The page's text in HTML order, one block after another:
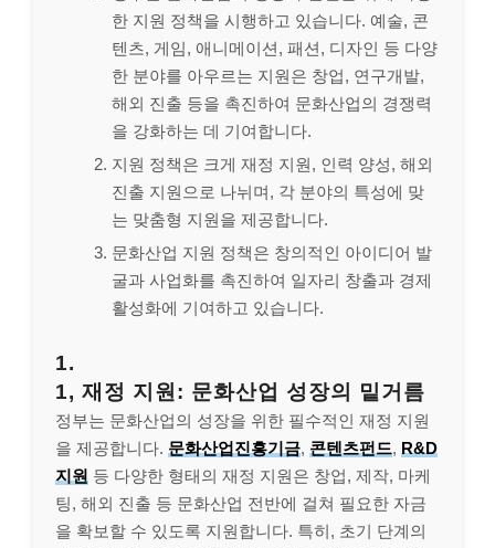
한 지원 정책을 시행하고 있습니다. 예술, 콘
텐츠, 게임, 애니메이션, 패션, 디자인 등 다양
한 분야를 아우르는 지원은 창업, 연구개발,
해외 진출 등을 촉진하여 문화산업의 경쟁력
을 강화하는 데 기여합니다.
지원 정책은 크게 재정 지원, 인력 양성, 해외
진출 지원으로 나뉘며, 각 분야의 특성에 맞
는 맞춤형 지원을 제공합니다.
문화산업 지원 정책은 창의적인 아이디어 발
굴과 사업화를 촉진하여 일자리 창출과 경제
활성화에 기여하고 있습니다.
1.
1, 재정 지원: 문화산업 성장의 밑거름
정부는 문화산업의 성장을 위한 필수적인 재정 지원
을 제공합니다. 문화산업진흥기금, 콘텐츠펀드, R&D
지원 등 다양한 형태의 재정 지원은 창업, 제작, 마케
팅, 해외 진출 등 문화산업 전반에 걸쳐 필요한 자금
을 확보할 수 있도록 지원합니다. 특히, 초기 단계의